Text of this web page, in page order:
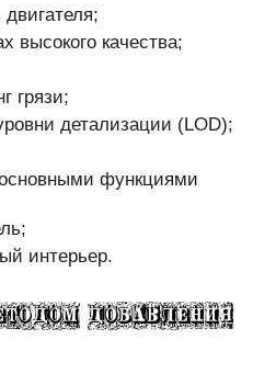
высокого качества;
грязи;
детализации (LOD);
функциями
интерьер.